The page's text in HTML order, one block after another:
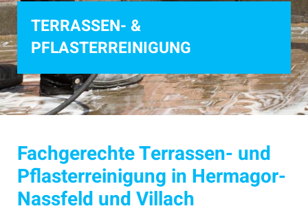
TERRASSEN- &
PFLASTERREINIGUNG
Fachgerechte Terrassen- und
Pflasterreinigung in Hermagor-
Nassfeld und Villach